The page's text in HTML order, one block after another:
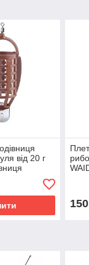
від 20 г
Gruza
150